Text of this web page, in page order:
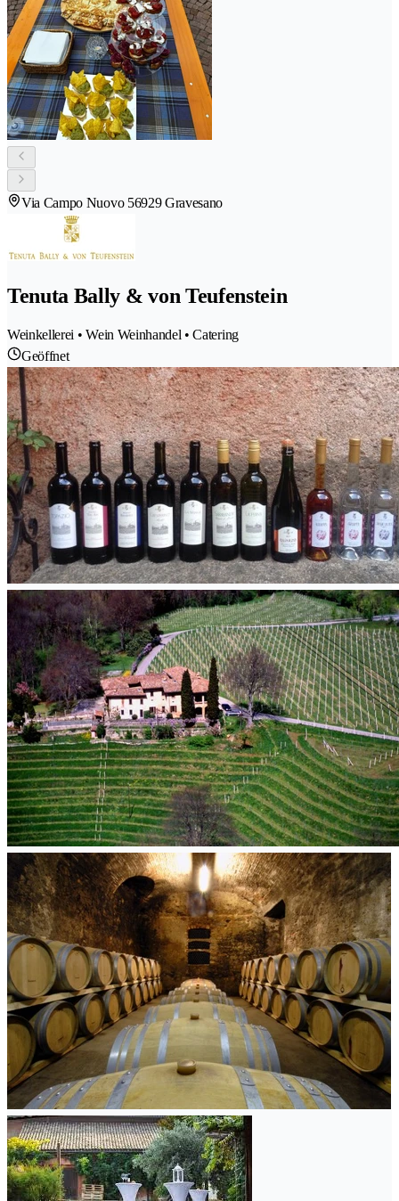
Via Campo Nuovo 56929 Gravesano
Tenuta Bally & von Teufenstein
Weinkellerei • Wein Weinhandel • Catering
Geöffnet